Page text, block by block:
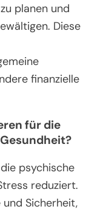
planen und
Diese
finanzielle
für die
psychische
reduziert.
Sicherheit,